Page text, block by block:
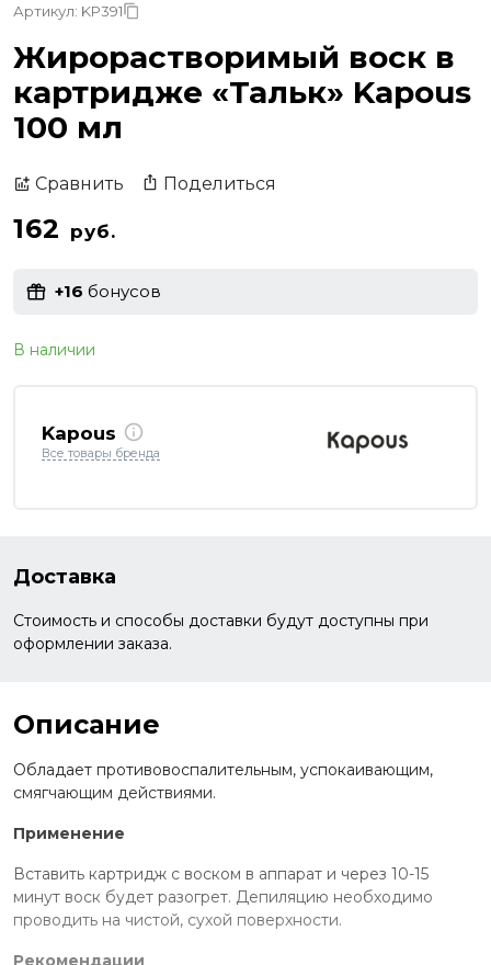
Артикул: KP391
Жирорастворимый воск в
картридже «Тальк» Kapous
100 мл
Сравнить Поделиться
162 руб.
+16 бонусов
В наличии
Kapous
Все товары бренда
Доставка
Стоимость и способы доставки будут доступны при
оформлении заказа.
Описание
Обладает противовоспалительным, успокаивающим,
смягчающим действиями.
Применение
Вставить картридж с воском в аппарат и через 10-15
минут воск будет разогрет. Депиляцию необходимо
проводить на чистой, сухой поверхности.
Рекомендации